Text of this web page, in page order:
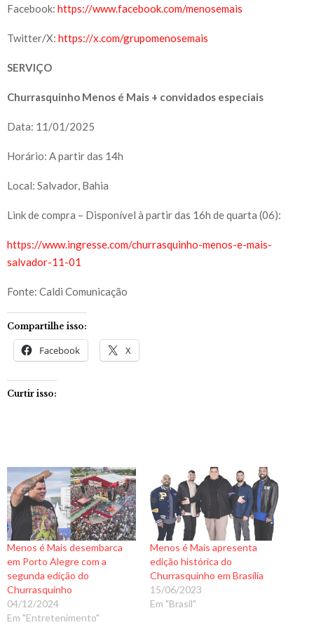
Facebook: https://www.facebook.com/menosemais
Twitter/X: https://x.com/grupomenosemais
SERVIÇO
Churrasquinho Menos é Mais + convidados especiais
Data: 11/01/2025
Horário: A partir das 14h
Local: Salvador, Bahia
Link de compra – Disponível à partir das 16h de quarta (06):
https://www.ingresse.com/churrasquinho-menos-e-mais-
salvador-11-01
Fonte: Caldi Comunicação
Compartilhe isso:
Facebook X
Curtir isso:
Menos é Mais desembarca
em Porto Alegre com a
segunda edição do
Churrasquinho
04/12/2024
Em "Entretenimento"
Menos é Mais apresenta
edição histórica do
Churrasquinho em Brasília
15/06/2023
Em "Brasil"